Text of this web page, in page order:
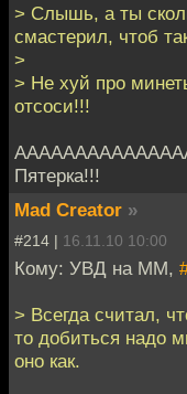
> Слышь, а ты
смастерил, чтоб
>
> Не хуй про
отсоси!!!
Пятерка!!!
Mad Creator »
#214 | 16.11.10 10:00
Кому: УВД на ММ,
> Всегда считал,
то добиться надо
оно как.